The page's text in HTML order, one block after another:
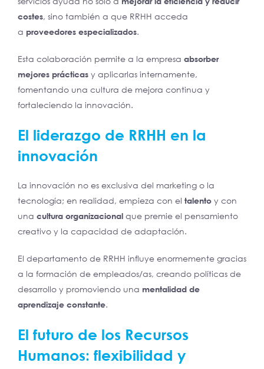
costes, sino también a que RRHH acceda
a proveedores especializados.
Esta colaboración permite a la empresa absorber
mejores prácticas y aplicarlas internamente,
fomentando una cultura de mejora continua y
fortaleciendo la innovación.
El liderazgo de RRHH en la
innovación
La innovación no es exclusiva del marketing o la
tecnología; en realidad, empieza con el talento y con
una cultura organizacional que premie el pensamiento
creativo y la capacidad de adaptación.
El departamento de RRHH influye enormemente gracias
a la formación de empleados/as, creando políticas de
desarrollo y promoviendo una mentalidad de
aprendizaje constante.
El futuro de los Recursos
Humanos: flexibilidad y